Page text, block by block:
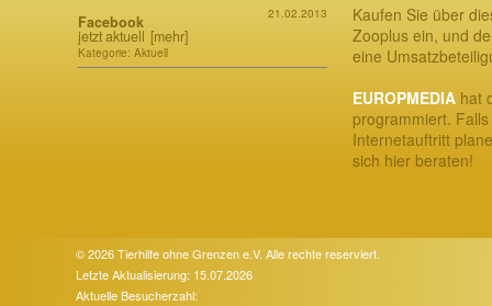
21.02.2013
Facebook
jetzt aktuell [mehr]
Kategorie: Aktuell
Kaufen Sie über
Zooplus ein, und
eine
EUROPMEDIA hat
programmiert.
Internetauftritt
sich hier beraten!
© 2026 Tierhilfe ohne Grenzen e.V. Alle rechte reserviert.
Letzte Aktualisierung: 15.07.2026
Aktuelle Besucherzahl: